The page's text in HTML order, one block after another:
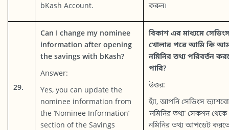
bKash Account.
করুন।
29.
Can I change my nominee
information after opening
the savings with bKash?
Answer:
Yes, you can update the
nominee information from
the ‘Nominee Information’
section of the Savings
বিকাশ এর মাধ্যমে
খোলার পরে আমি কি
নমিনির তথ্য পরিবর্তন
পারি?
উত্তর:
হ্যাঁ, আপনি সেভিংস
‘নমিনির তথ্য’ সেকশন থেকে
নমিনির তথ্য আপডেট